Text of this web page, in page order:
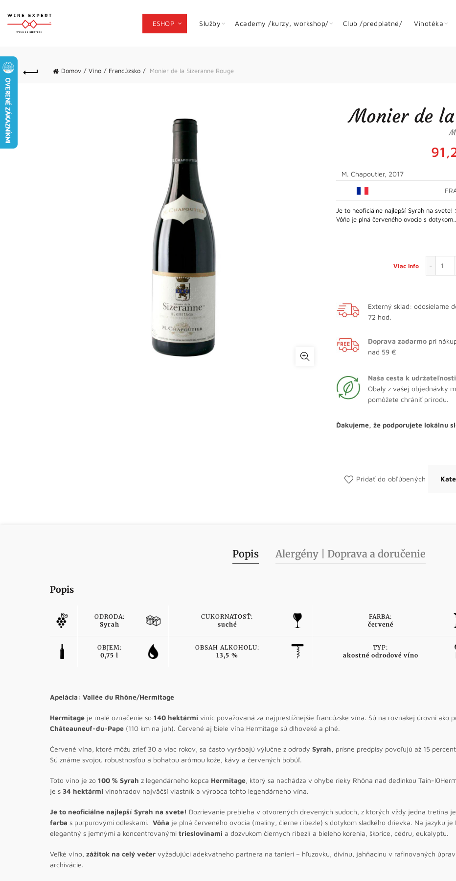
ESHOP Služby Academy /kurzy, workshop/ Club /predplatné/ Vinotéka
Domov Víno Francúzsko Monier de la Sizeranne Rouge
Monier de la
M. Chapoutier, 2017
Je to neoficiálne najlepší Syrah na
Vôňa je plná červeného ovocia s dotykom…
Viac info
Externý sklad: odosielame
72 hod.
Doprava zadarmo pri
nad 59 €
Naša cesta k udržateľnosti
Obaly z vašej objednávky
pomôžete chrániť prírodu.
Ďakujeme, že podporujete lokálnu
Pridať do obľúbených
Popis Alergény | Doprava a doručenie
Popis
ODRODA:
Syrah
CUKORNATOSŤ:
suché
FARBA:
červené
OBJEM:
0,75 l
OBSAH ALKOHOLU:
13,5 %
TYP:
akostné odrodové víno
Apelácia: Vallée du Rhône/Hermitage
Hermitage je malé označenie so 140 hektármi viníc považovaná za najprestížnejšie francúzske vína. Sú na rovnakej úrovni ako
Châteauneuf-du-Pape (110 km na juh). Červené aj biele vína Hermitage sú dlhoveké a plné.
Červené vína, ktoré môžu zrieť 30 a viac rokov, sa často vyrábajú výlučne z odrody Syrah, prísne predpisy povoľujú až 15
Sú známe svojou robustnosťou a bohatou arómou kože, kávy a červených bobúľ.
Toto víno je zo 100 % Syrah z legendárneho kopca Hermitage, ktorý sa nachádza v ohybe rieky Rhôna nad dedinkou Tain-
je s 34 hektármi vinohradov najväčší vlastník a výrobca tohto legendárneho vína.
Je to neoficiálne najlepší Syrah na svete! Dozrievanie prebieha v otvorených drevených sudoch, z ktorých vždy jedna tretina
farba s purpurovými odleskami. Vôňa je plná červeného ovocia (maliny, čierne ríbezle) s dotykom sladkého drievka. Na jazyku
elegantný s jemnými a koncentrovanými trieslovinami a dozvukom čiernych ríbezlí a bieleho korenia, škorice, cédru, eukalyptu.
Veľké víno, zážitok na celý večer vyžadujúci adekvátneho partnera na tanieri – hľuzovku, divinu, jahňacinu v rafinovaných
archivácie.